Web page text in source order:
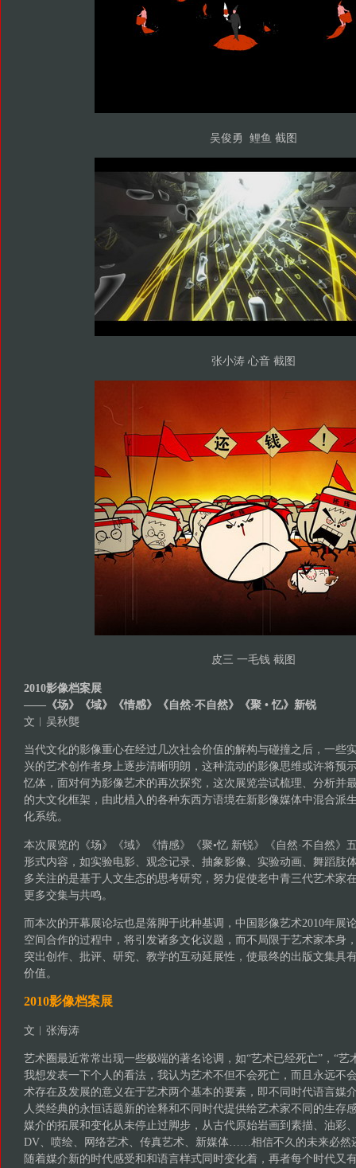
吴俊勇 鲤鱼 截图
张小涛 心音 截图
皮三 一毛钱 截图
2010影像档案展
——《场》《域》《情感》《自然·不自然》《聚 • 忆》新锐
文︱吴秋龑
当代文化的影像重心在经过几次社会价值的解构与碰撞之后，一些
兴的艺术创作者身上逐步清晰明朗，这种流动的影像思维或许将预
忆体，面对何为影像艺术的再次探究，这次展览尝试梳理、分析并
的大文化框架，由此植入的各种东西方语境在新影像媒体中混合派
化系统。
本次展览的《场》《域》《情感》《聚•忆 新锐》《自然·不自然》
形式内容，如实验电影、观念记录、抽象影像、实验动画、舞蹈肢
多关注的是基于人文生态的思考研究，努力促使老中青三代艺术家
更多交集与共鸣。
而本次的开幕展论坛也是落脚于此种基调，中国影像艺术2010年展
空间合作的过程中，将引发诸多文化议题，而不局限于艺术家本身
突出创作、批评、研究、教学的互动延展性，使最终的出版文集具
价值。
2010影像档案展
文︱张海涛
艺术圈最近常常出现一些极端的著名论调，如“艺术已经死亡”，“艺
我想发表一下个人的看法，我认为艺术不但不会死亡，而且永远不
术存在及发展的意义在于艺术两个基本的要素，即不同时代语言媒
人类经典的永恒话题新的诠释和不同时代提供给艺术家不同的生
媒介的拓展和变化从未停止过脚步，从古代原始岩画到素描、油彩
DV、喷绘、网络艺术、传真艺术、新媒体……相信不久的未来必然
随着媒介新的时代感受和和语言样式同时变化着，再者每个时代又